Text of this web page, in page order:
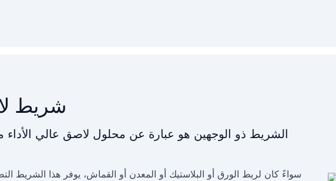
شريط
الشريط ذو الوجهين هو عبارة عن محلول لاصق عالي
سواءً كان لربط الورق أو البلاستيك أو المعدن أو القماش، يوفر هذا الشريط